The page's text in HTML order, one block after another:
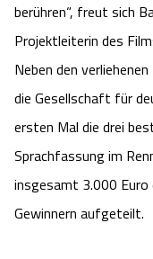
Ralf
berühren“, freut sich
Projektleiterin des
Neben den
die Gesellschaft für
ersten Mal die drei
Sprachfassung im
insgesamt 3.000
Gewinnern aufgeteilt.